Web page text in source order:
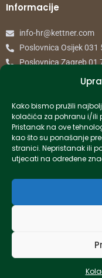
Kako bismo pružili
kolačića za pohranu i/ili
Pristanak na ove
kao što su ponašanje
stranici. Nepristanak ili
utjecati na određene
Informacije
info-hr@kettner.com
Poslovnica Osijek 031
Poslovnica Zagreb 01